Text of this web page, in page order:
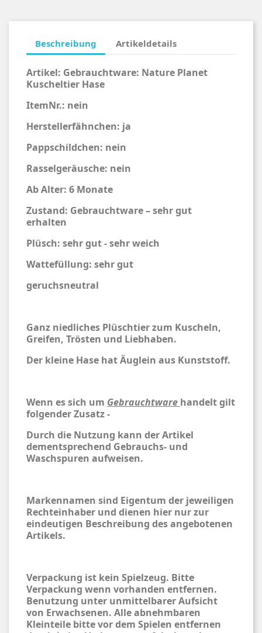
Beschreibung Artikeldetails
Artikel: Gebrauchtware: Nature Planet
Kuscheltier Hase
ItemNr.: nein
Herstellerfähnchen: ja
Pappschildchen: nein
Rasselgeräusche: nein
Ab Alter: 6 Monate
Zustand: Gebrauchtware – sehr gut
erhalten
Plüsch: sehr gut - sehr weich
Wattefüllung: sehr gut
geruchsneutral
Ganz niedliches Plüschtier zum Kuscheln,
Greifen, Trösten und Liebhaben.
Der kleine Hase hat Äuglein aus Kunststoff.
Wenn es sich um Gebrauchtware handelt gilt
folgender Zusatz -
Durch die Nutzung kann der Artikel
dementsprechend Gebrauchs- und
Waschspuren aufweisen.
Markennamen sind Eigentum der jeweiligen
Rechteinhaber und dienen hier nur zur
eindeutigen Beschreibung des angebotenen
Artikels.
Verpackung ist kein Spielzeug. Bitte
Verpackung wenn vorhanden entfernen.
Benutzung unter unmittelbarer Aufsicht
von Erwachsenen. Alle abnehmbaren
Kleinteile bitte vor dem Spielen entfernen